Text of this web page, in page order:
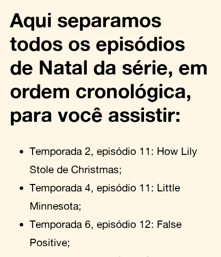
Aqui separamos
todos os episódios
de Natal da série, em
ordem cronológica,
para você assistir:
Temporada 2, episódio 11: How Lily
Stole de Christmas;
Temporada 4, episódio 11: Little
Minnesota;
Temporada 6, episódio 12: False
Positive;